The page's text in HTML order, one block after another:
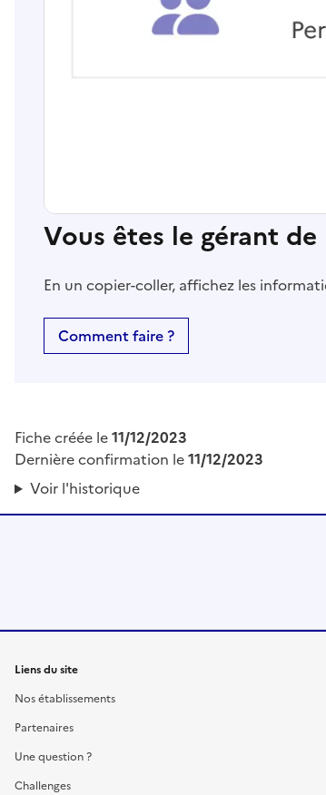
Vous êtes le gérant
En un copier-coller, affichez les
Comment faire ?
Fiche créée le11/12/2023
Dernière confirmation le11/12/2023
Voir l'historique
Liens du site
Nos établissements
Partenaires
Une question ?
Challenges